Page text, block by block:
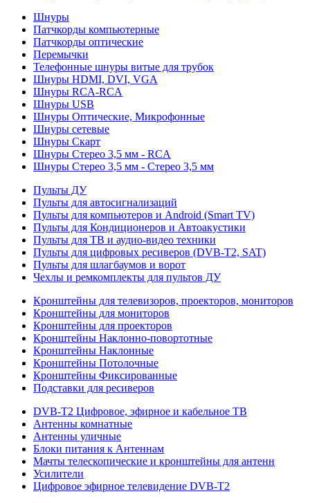
Шнуры
Патчкорды компьютерные
Патчкорды оптические
Перемычки
Телефонные шнуры витые для трубок
Шнуры HDMI, DVI, VGA
Шнуры RCA-RCA
Шнуры USB
Шнуры Оптические, Микрофонные
Шнуры сетевые
Шнуры Скарт
Шнуры Стерео 3,5 мм - RCA
Шнуры Стерео 3,5 мм - Стерео 3,5 мм
Пульты ДУ
Пульты для автосигнализаций
Пульты для компьютеров и Android (Smart TV)
Пульты для Кондиционеров и Автоакустики
Пульты для ТВ и аудио-видео техники
Пульты для цифровых ресиверов (DVB-T2, SAT)
Пульты для шлагбаумов и ворот
Чехлы и ремкомплекты для пультов ДУ
Кронштейны для телевизоров, проекторов, мониторов
Кронштейны для мониторов
Кронштейны для проекторов
Кронштейны Наклонно-повортотные
Кронштейны Наклонные
Кронштейны Потолочные
Кронштейны Фиксированные
Подставки для ресиверов
DVB-T2 Цифровое, эфирное и кабельное ТВ
Антенны комнатные
Антенны уличные
Блоки питания к Антеннам
Мачты телескопические и кронштейны для антенн
Усилители
Цифровое эфирное телевидение DVB-Т2